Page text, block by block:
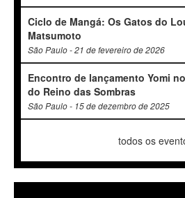
Ciclo de Mangá: Os Gatos do
Matsumoto
São Paulo - 21 de fevereiro de 2026
Encontro de lançamento Yomi
do Reino das Sombras
São Paulo - 15 de dezembro de 2025
todos os